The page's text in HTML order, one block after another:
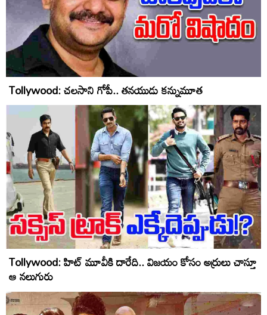
Tollywood: చలసాని గోపీ.. తనయుడు కన్నుమూత
Tollywood: హిట్ మూవీకి దారేది.. విజయం కోసం అర్రులు చాస్తూ
ఆ నలుగురు